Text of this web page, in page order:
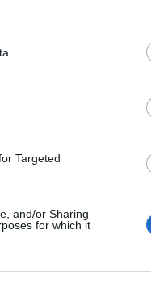
Targeted
and/or Sharing
for which it
beklager dette og